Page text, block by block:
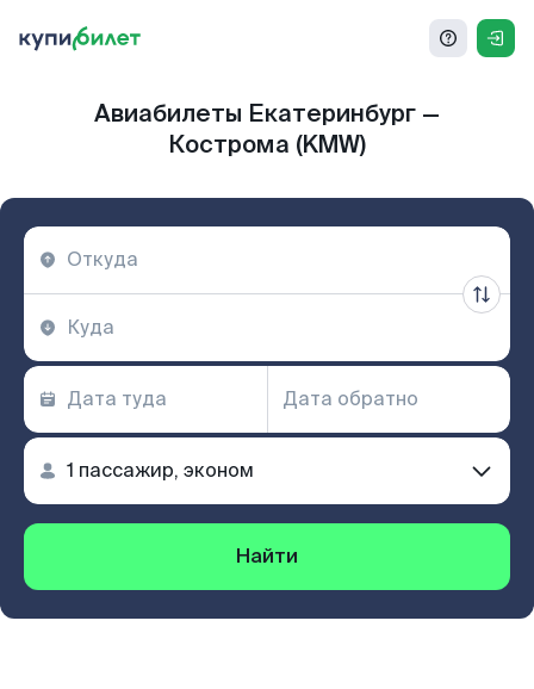
Авиабилеты Екатеринбург —
Кострома (KMW)
Найти